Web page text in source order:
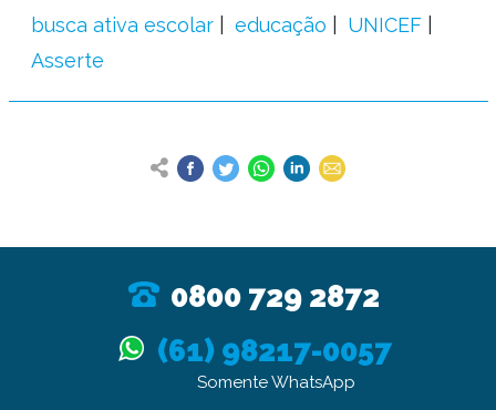
busca ativa escolar educação
UNICEF
Asserte
0800 729 2872
(61) 98217-0057
Somente WhatsApp